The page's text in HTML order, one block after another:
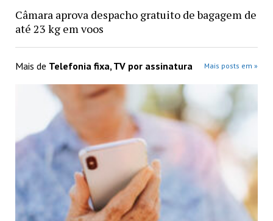
Câmara aprova despacho gratuito de bagagem de
até 23 kg em voos
Mais de Telefonia fixa, TV por assinatura Mais posts em »